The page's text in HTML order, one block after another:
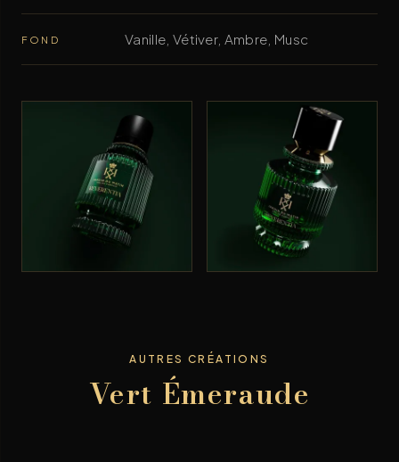
FOND Vanille, Vétiver, Ambre, Musc
AUTRES CRÉATIONS
Vert Émeraude